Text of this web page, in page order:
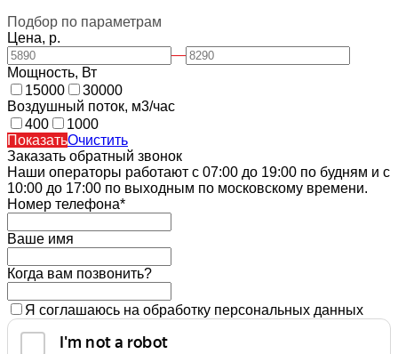
Подбор по параметрам
Цена, р.
—
Мощность, Вт
15000
30000
Воздушный поток, м3/час
400
1000
ПоказатьОчистить
Заказать обратный звонок
Наши операторы работают с 07:00 до 19:00 по будням и с
10:00 до 17:00 по выходным по московскому времени.
Номер телефона*
Ваше имя
Когда вам позвонить?
Я соглашаюсь на обработку персональных данных